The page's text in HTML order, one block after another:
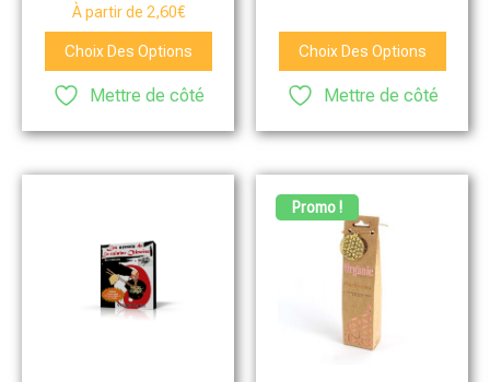
À partir de 2,60€
Choix Des Options
Mettre de côté
Choix Des Options
Mettre de côté
Promo !